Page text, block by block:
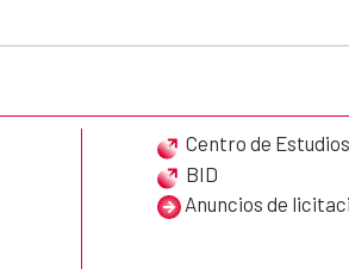
Centro de
BID
Anuncios de